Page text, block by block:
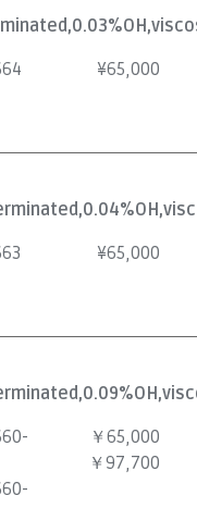
¥65,000
¥65,000
￥65,000
￥97,700